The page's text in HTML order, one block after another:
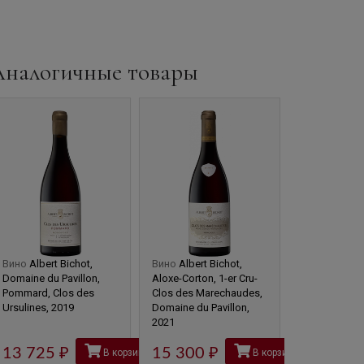
товары
Вино Albert Bichot,
Domaine du Pavillon,
Pommard, Clos des
Ursulines, 2019
13 725 рубВ корзину
Вино Albert Bichot,
Aloxe-Corton, 1-er Cru-
Clos des Marechaudes,
Domaine du Pavillon,
2021
15 300 рубВ корзину